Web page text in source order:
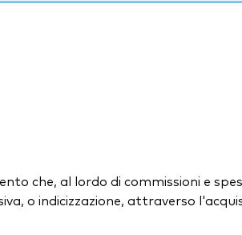
che, al lordo di commissioni e
o indicizzazione, attraverso